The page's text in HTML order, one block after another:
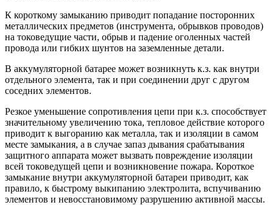
К короткому замыканию приводит попадание посторонних
металлических предметов (инструмента, обрывков проводов)
на токоведущие части, обрыв и падение оголенных частей
провода или гибких шунтов на заземленные детали.
В аккумуляторной батарее может возникнуть к.з. как внутри
отдельного элемента, так и при соединении друг с другом
соседних элементов.
Резкое уменьшение сопротивления цепи при к.з. способствует
значительному увеличению тока, тепловое действие которого
приводит к выгоранию как металла, так и изоляции в самом
месте замыкания, а в случае запаз дывания срабатывания
защитного аппарата может вызвать повреждение изоляции
всей токоведущей цепи и возникновение пожара. Короткое
замыкание внутри аккумуляторной батареи приводит, как
правило, к быстрому выкипанию электролита, вспучиванию
элементов и невосстановимому разрушению активной массы.